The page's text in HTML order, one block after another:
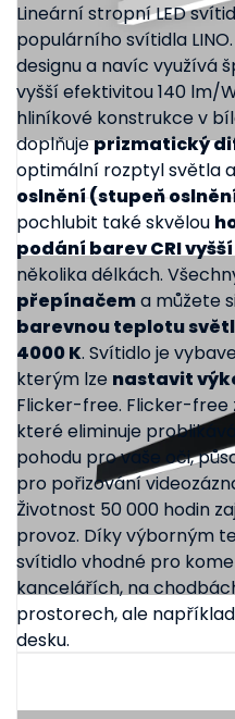
Lineární stropní LED
populárního svítidla
designu a navíc využívá
vyšší efektivitou 140 lm/
hliníkové konstrukce v
doplňujeprizmatický
optimální rozptyl světla a
oslnění (stupeň oslnění
pochlubit také skvělou
podání barev CRI vyšší
několika délkách.
přepínačema můžete
barevnou teplotu
4000 K. Svítidlo je
kterým lze nastavit
Flicker-free. Flicker-free
které eliminuje
pohodu pro vaše oči,
pro pořizování
Životnost 50 000 hodin
provoz. Díky výborným
svítidlo vhodné pro
kancelářích, na
prostorech, ale
desku.